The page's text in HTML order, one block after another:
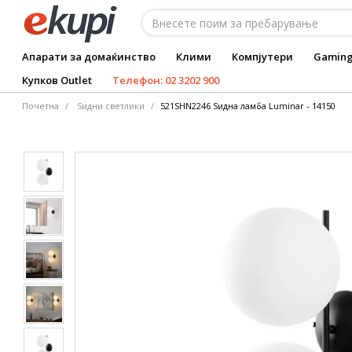
Апарати за домаќинство Клими Компјутери
Купков Outlet
Телефон: 02 3202 900
Почетна Ѕидни светлики 521SHN2246 Ѕидна ламба Luminar - 14150